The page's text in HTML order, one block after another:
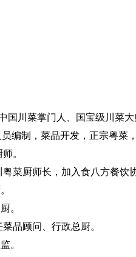
国川菜掌门人、国宝级川菜
编制，菜品开发，正宗粤菜
。
菜厨师长，加入食八方餐饮
。
品顾问、行政总厨。
。